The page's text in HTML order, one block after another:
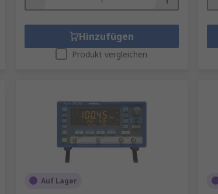
Hinzufügen
Produkt vergleichen
Auf Lager